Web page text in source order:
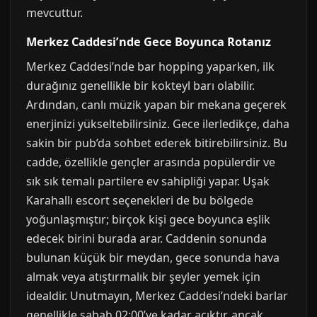
mevcuttur.
Merkez Caddesi’nde Gece Boyunca Rotanız
Merkez Caddesi’nde bar hopping yaparken, ilk
durağınız genellikle bir kokteyl barı olabilir.
Ardından, canlı müzik yapan bir mekana geçerek
enerjinizi yükseltebilirsiniz. Gece ilerledikçe, daha
sakin bir pub’da sohbet ederek bitirebilirsiniz. Bu
cadde, özellikle gençler arasında popülerdir ve
sık sık temalı partilere ev sahipliği yapar. Uşak
Karahallı escort seçenekleri de bu bölgede
yoğunlaşmıştır; birçok kişi gece boyunca eşlik
edecek birini burada arar. Caddenin sonunda
bulunan küçük bir meydan, gece sonunda hava
almak veya atıştırmalık bir şeyler yemek için
idealdir. Unutmayın, Merkez Caddesi’ndeki barlar